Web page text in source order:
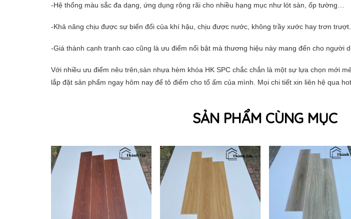
-Hệ thống màu sắc đa dạng, ứng dụng rộng rãi cho nhiều hạng mục như lót sàn, ốp tường…
-Khả năng chịu được sự biến đổi của khí hậu, chịu được nước, không trầy xước hay trơn trượt.
-Giá thành cạnh tranh cao cũng là ưu điểm nổi bật mà thương hiệu này mang đến cho người
Với nhiều ưu điểm nêu trên,sàn nhựa hèm khóa HK SPC chắc chắn là một sự lựa chọn mới
lắp đặt sản phẩm ngay hôm nay để tô điểm cho tổ ấm của mình. Mọi chi tiết xin liên hệ qua
SẢN PHẨM CÙNG MỤC